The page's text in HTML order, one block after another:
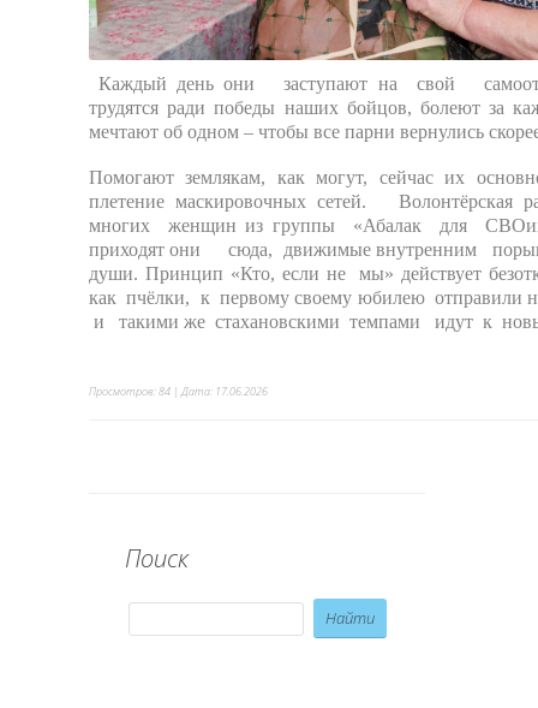
Каждый день они заступают на свой
трудятся ради победы наших бойцов, болеют за
мечтают об одном – чтобы все парни вернулись
Помогают землякам, как могут, сейчас их
плетение маскировочных сетей. Волонтёрская
многих женщин из группы «Абалак для
приходят они сюда, движимые внутренним
души. Принцип «Кто, если не мы» действует
как пчёлки, к первому своему юбилею отправили
и такими же стахановскими темпами идут к
Просмотров: 84 | Дата: 17.06.2026
Поиск